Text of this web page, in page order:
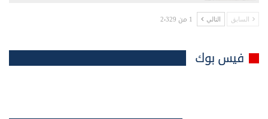
السابق التالي 1 من 2٬329
فيس بوك